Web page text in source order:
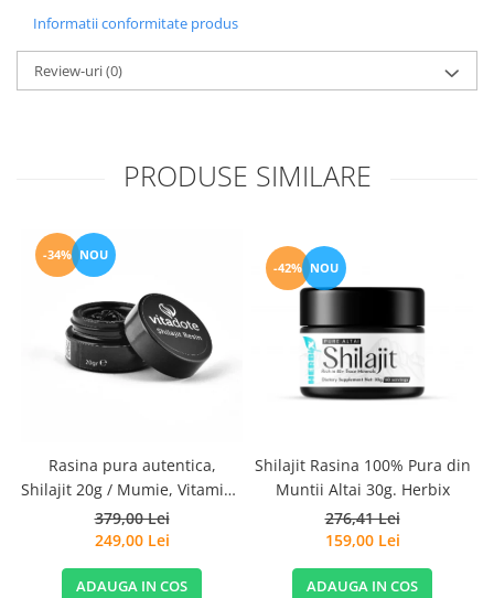
Informatii conformitate produs
Review-uri(0)
PRODUSE SIMILARE
-34% NOU
Rasina pura autentica,
Shilajit 20g / Mumie, Vitamine
si Micronutrienti - Vitadote
379,00 Lei
249,00 Lei
ADAUGA IN COS
-42% NOU
Shilajit Rasina 100% Pura din
Muntii Altai 30g. Herbix
276,41 Lei
159,00 Lei
ADAUGA IN COS